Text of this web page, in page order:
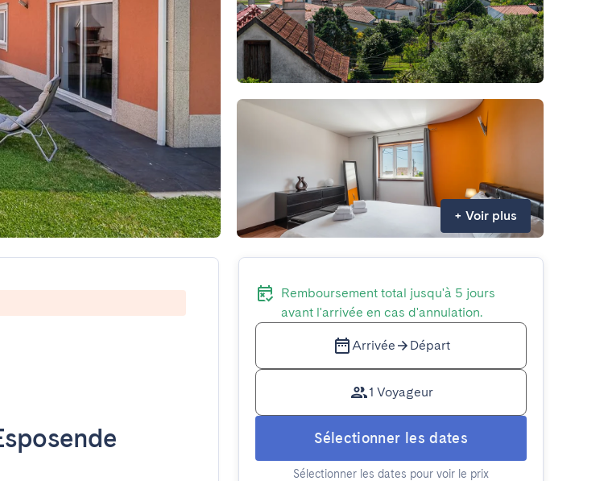
+ Voir plus
Remboursement total jusqu'à 5 jours
avant l'arrivée en cas d'annulation.
Arrivée Départ
1 Voyageur
Sélectionner les dates
Sélectionner les dates pour voir le prix